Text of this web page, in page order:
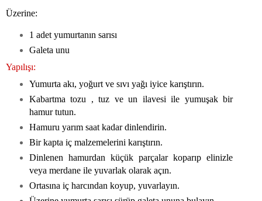
Üzerine:
1 adet yumurtanın sarısı
Galeta unu
Yapılışı:
Yumurta akı, yoğurt ve sıvı yağı iyice karıştırın.
Kabartma tozu , tuz ve un ilavesi ile yumuşak bir
hamur tutun.
Hamuru yarım saat kadar dinlendirin.
Bir kapta iç malzemelerini karıştırın.
Dinlenen hamurdan küçük parçalar koparıp elinizle
veya merdane ile yuvarlak olarak açın.
Ortasına iç harcından koyup, yuvarlayın.